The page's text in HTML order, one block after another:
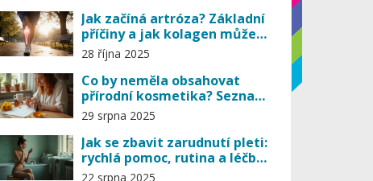
Jak začíná artróza? Základní
příčiny a jak kolagen může
pomoci
28 října 2025
Co by neměla obsahovat
přírodní kosmetika? Seznam
ingrediencí k vynechání
(2025)
29 srpna 2025
Jak se zbavit zarudnutí pleti:
rychlá pomoc, rutina a léčba
růžovky (2025)
22 srpna 2025